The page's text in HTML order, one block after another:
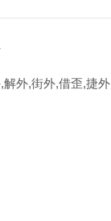
解外,街外,借歪,捷外